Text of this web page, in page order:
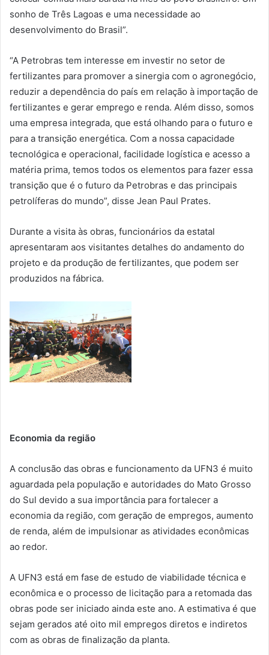
sonho de Três Lagoas e uma necessidade ao
desenvolvimento do Brasil”.
“A Petrobras tem interesse em investir no setor de
fertilizantes para promover a sinergia com o agronegócio,
reduzir a dependência do país em relação à importação de
fertilizantes e gerar emprego e renda. Além disso, somos
uma empresa integrada, que está olhando para o futuro e
para a transição energética. Com a nossa capacidade
tecnológica e operacional, facilidade logística e acesso a
matéria prima, temos todos os elementos para fazer essa
transição que é o futuro da Petrobras e das principais
petrolíferas do mundo”, disse Jean Paul Prates.
Durante a visita às obras, funcionários da estatal
apresentaram aos visitantes detalhes do andamento do
projeto e da produção de fertilizantes, que podem ser
produzidos na fábrica.
Economia da região
A conclusão das obras e funcionamento da UFN3 é muito
aguardada pela população e autoridades do Mato Grosso
do Sul devido a sua importância para fortalecer a
economia da região, com geração de empregos, aumento
de renda, além de impulsionar as atividades econômicas
ao redor.
A UFN3 está em fase de estudo de viabilidade técnica e
econômica e o processo de licitação para a retomada das
obras pode ser iniciado ainda este ano. A estimativa é que
sejam gerados até oito mil empregos diretos e indiretos
com as obras de finalização da planta.